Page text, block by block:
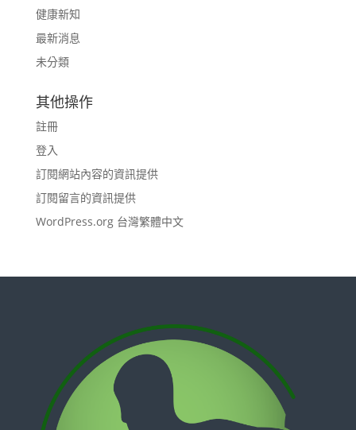
健康新知
最新消息
未分類
其他操作
註冊
登入
訂閱網站內容的資訊提供
訂閱留言的資訊提供
WordPress.org 台灣繁體中文